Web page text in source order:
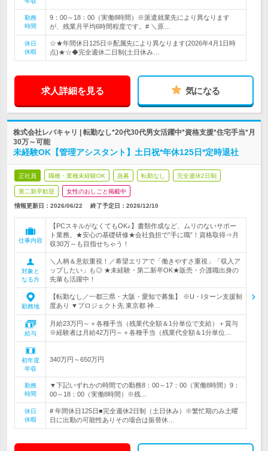
勤務
時間
9：00～18：00（実働8時間）※派遣就業先により異なります
が、残業月平均6時間程度です。# ＼原…
休日
休暇
☆★年間休日125日※配属先により異なります(2026年4月1日時
点)★☆◆完全週休二日制(土日休み…
求人詳細を見る 気になる
株式会社レバキャリ | 転勤なし*20代30代男女活躍中*資格支援*住宅手当*月
30万～可能
未経験OK【管理アシスタント】土日祝*年休125日*定時退社
正社員 職種・業種未経験OK 急募 転勤なし 完全週休2日制
第二新卒歓迎 女性のおしごと掲載中
情報更新日：2026/06/22 終了予定日： 2026/12/10
仕事内容
【PCスキルがなくてもOK♪】書類作成など、ムリのないサポー
ト業務。★安心の基礎研修★会社負担で”手に職”！資格取得⇒月
収30万～も目指せちゃう！
対象と
なる方
＼人柄＆意欲重視！／希望エリアで「働きやすさ重視」「収入ア
ップしたい」も◎ ★未経験・第二新卒OK★販売・介護職出身の
先輩も活躍中！
勤務地
【転勤なし／一都三県・大阪・愛知で募集】 ※U・Iターン支援制
度あり ▼プロジェクト先 東京都 神…
給与
月給23万円～＋各種手当（残業代全額＆1分単位で支給）＋賞与
※経験者は月給42万円～＋各種手当（残業代全額＆1分単位…
初年度
年収
340万円～650万円
勤務
時間
▼下記いずれかの時間での勤務8：00～17：00（実働8時間）9：
00～18：00（実働8時間）※残…
休日
休暇
# 年間休日125日■完全週休2日制（土日休み）※繁忙期のみ土曜
日に出勤の可能性ありその場合は振替休…